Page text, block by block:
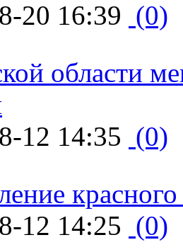
20 16:39 (0)
области
12 14:35 (0)
12 14:25 (0)